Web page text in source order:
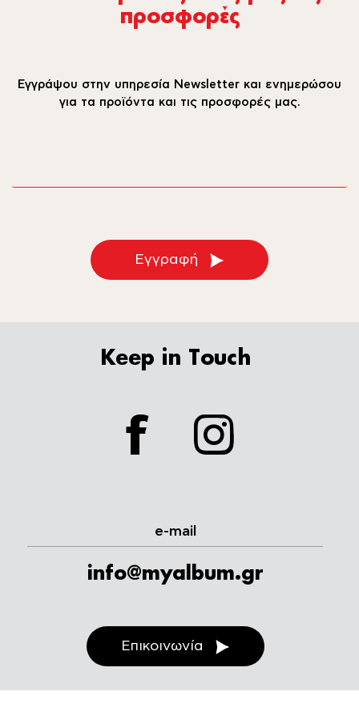
προσφορές
Εγγράψου στην υπηρεσία Newsletter και ενημερώσου
για τα προϊόντα και τις προσφορές μας.
Εγγραφή
Keep in Touch
facebook
e-mail
info@myalbum.gr
Επικοινωνία